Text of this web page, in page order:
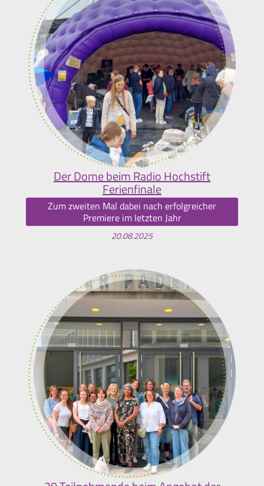
Der Dome beim Radio Hochstift
Ferienfinale
Zum zweiten Mal dabei nach erfolgreicher
Premiere im letzten Jahr
20.08.2025